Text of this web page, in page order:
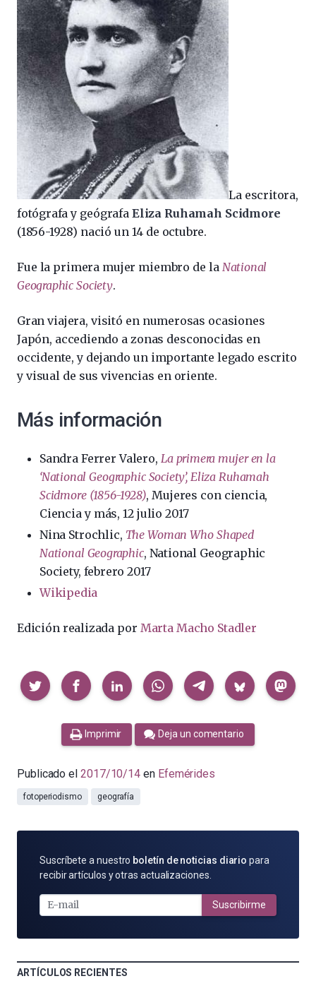
La escritora,
fotógrafa y geógrafa Eliza Ruhamah Scidmore
(1856-1928) nació un 14 de octubre.
Fue la primera mujer miembro de la National
Geographic Society.
Gran viajera, visitó en numerosas ocasiones
Japón, accediendo a zonas desconocidas en
occidente, y dejando un importante legado escrito
y visual de sus vivencias en oriente.
Más información
Sandra Ferrer Valero, La primera mujer en la
‘National Geographic Society’, Eliza Ruhamah
Scidmore (1856-1928), Mujeres con ciencia,
Ciencia y más, 12 julio 2017
Nina Strochlic, The Woman Who Shaped
National Geographic, National Geographic
Society, febrero 2017
Wikipedia
Edición realizada por Marta Macho Stadler
Compartir
Imprimir Deja un comentario
Publicado el 2017/10/14 en Efemérides
fotoperiodismo geografía
SUSCRÍBETE
POR
MAIL
Suscríbete a nuestro boletín de noticias diario para
recibir artículos y otras actualizaciones.
Suscribirme
ARTÍCULOS RECIENTES